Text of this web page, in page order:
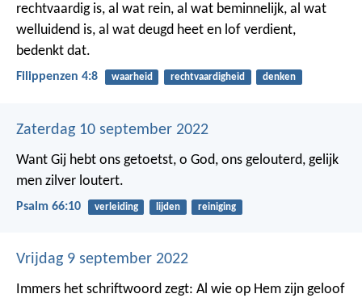
rechtvaardig is, al wat rein, al wat beminnelijk, al wat
welluidend is, al wat deugd heet en lof verdient,
bedenkt dat.
Filippenzen 4:8 waarheid rechtvaardigheid denken
Zaterdag 10 september 2022
Want Gij hebt ons getoetst, o God, ons gelouterd, gelijk
men zilver loutert.
Psalm 66:10 verleiding lijden reiniging
Vrijdag 9 september 2022
Immers het schriftwoord zegt: Al wie op Hem zijn geloof